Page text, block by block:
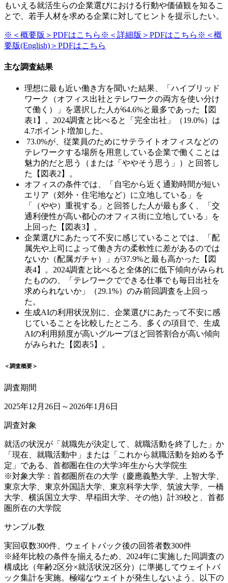
もいえる就活生らの企業選びにおける行動や価値観を知るこ
とで、若手人材を求める企業に対してヒントを提示したい。
※＜概要版＞PDFはこちら ※＜詳細版＞PDFはこちら ※＜概
要版(English)＞PDFはこちら
主な調査結果
理想に最も近い働き方を聞いた結果、「ハイブリッド
ワーク（オフィス出社とテレワークの両方を使い分け
て働く）」を選択した人が64.6%と最多であった【図
表1】。2024調査と比べると「完全出社」（19.0%）は
4.7ポイント増加した。
73.0%が、従業員のためにサテライトオフィスなどの
テレワークする場所を用意している企業で働くことは
魅力的だと思う（または「ややそう思う」）と回答し
た【図表2】。
オフィスの条件では、「自宅から近く通勤時間が短い
エリア（郊外・住宅地など）に立地している」を
「（やや）重視する」と回答した人が最も多く、「交
通利便性が高い都心のオフィス街に立地している」を
上回った【図表3】。
企業選びにあたって不安に感じていることでは、「配
属先や上司によって働き方の柔軟性に差があるのでは
ないか（配属ガチャ）」が37.9%と最も高かった【図
表4】。2024調査と比べると全体的に低下傾向がみられ
たものの、「テレワークでできる仕事でも毎日出社を
求められないか」（29.1%）のみ前回調査を上回っ
た。
生成AIの利用状況別に、企業選びにあたって不安に感
じていることを比較したところ、多くの項目で、生成
AIの利用頻度が高いグループほど回答割合が高い傾向
がみられた【図表5】。
＜調査概要＞
調査期間
2025年12月26日～2026年1月6日
調査対象
就活の状況が「就職先が決定して、就職活動を終了した」か
「現在、就職活動中」または「これから就職活動を始める予
定」である、首都圏在住の大学3年生から大学院生
※対象大学：首都圏所在の大学（慶應義塾大学、上智大学、
東京大学、東京外国語大学、東京科学大学、筑波大学、一橋
大学、横浜国立大学、早稲田大学、その他）計39校と、首都
圏所在の大学院
サンプル数
実回収数300件、ウェイトバック後の回答者数300件
※経年比較の条件を揃えるため、2024年に実施した同調査の
構成比（年齢2区分×就活状況2区分）に準拠してウェイトバ
ック集計を実施。極端なウェイトが発生しないよう、以下の